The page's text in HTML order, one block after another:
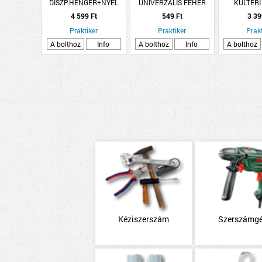
DISZP.HENGER+NYÉL
4 599 Ft
Praktiker
A bolthoz
Info
UNIVERZÁLIS FEHÉR
549 Ft
Praktiker
A bolthoz
Info
3
A bolthoz
Kéziszerszám